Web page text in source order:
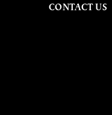
CONTACT US